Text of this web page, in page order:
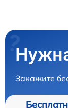
Закажите